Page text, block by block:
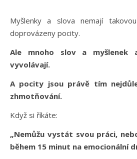
Myšlenky a slova nemají
doprovázeny pocity.
Ale mnoho slov a myšlenek
vyvolávají.
A pocity jsou právě tím
zhmotňování.
Když si říkáte:
„Nemůžu vystát svou práci,
během 15 minut na emocionální